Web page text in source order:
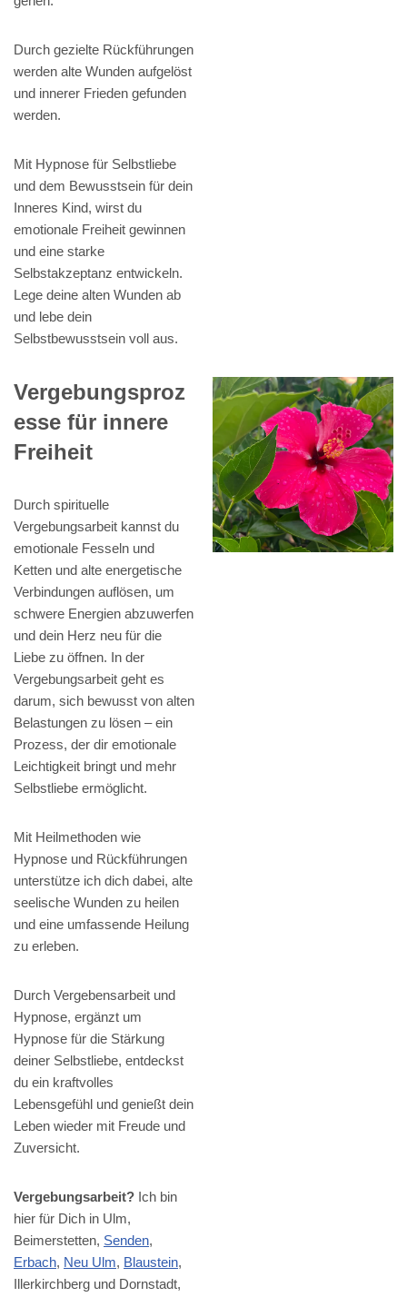
Durch gezielte Rückführungen
werden alte Wunden aufgelöst
und innerer Frieden gefunden
werden.
Mit Hypnose für Selbstliebe
und dem Bewusstsein für dein
Inneres Kind, wirst du
emotionale Freiheit gewinnen
und eine starke
Selbstakzeptanz entwickeln.
Lege deine alten Wunden ab
und lebe dein
Selbstbewusstsein voll aus.
Vergebungsproz
esse für innere
Freiheit
Durch spirituelle
Vergebungsarbeit kannst du
emotionale Fesseln und
Ketten und alte energetische
Verbindungen auflösen, um
schwere Energien abzuwerfen
und dein Herz neu für die
Liebe zu öffnen. In der
Vergebungsarbeit geht es
darum, sich bewusst von alten
Belastungen zu lösen – ein
Prozess, der dir emotionale
Leichtigkeit bringt und mehr
Selbstliebe ermöglicht.
Mit Heilmethoden wie
Hypnose und Rückführungen
unterstütze ich dich dabei, alte
seelische Wunden zu heilen
und eine umfassende Heilung
zu erleben.
Durch Vergebensarbeit und
Hypnose, ergänzt um
Hypnose für die Stärkung
deiner Selbstliebe, entdeckst
du ein kraftvolles
Lebensgefühl und genießt dein
Leben wieder mit Freude und
Zuversicht.
Vergebungsarbeit? Ich bin
hier für Dich in Ulm,
Beimerstetten, Senden,
Erbach, Neu Ulm, Blaustein,
Illerkirchberg und Dornstadt,